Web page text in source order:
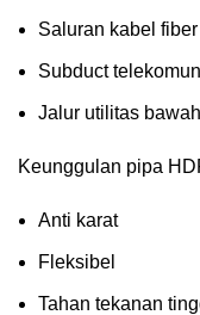
Saluran kabel
Subduct
Jalur utilitas
Keunggulan pipa
Anti karat
Fleksibel
Tahan tekanan